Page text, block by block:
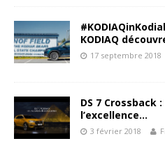
KODIAQ
17 septembre 2018
DS 7 Crossback
l’excellence…
3 février 2018